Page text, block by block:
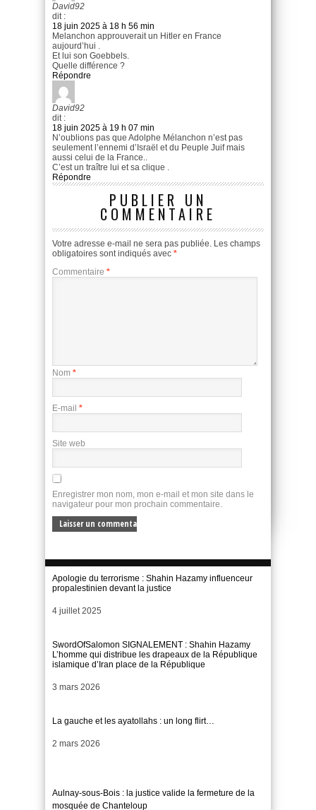
David92
dit :
18 juin 2025 à 18 h 56 min
Melanchon approuverait un Hitler en France
aujourd’hui .
Et lui son Goebbels.
Quelle différence ?
Répondre
David92
dit :
18 juin 2025 à 19 h 07 min
N’oublions pas que Adolphe Mélanchon n’est pas
seulement l’ennemi d’Israël et du Peuple Juif mais
aussi celui de la France..
C’est un traître lui et sa clique .
Répondre
PUBLIER UN
COMMENTAIRE
Votre adresse e-mail ne sera pas publiée. Les champs
obligatoires sont indiqués avec *
Commentaire *
Nom *
E-mail *
Site web
Enregistrer mon nom, mon e-mail et mon site dans le
navigateur pour mon prochain commentaire.
Apologie du terrorisme : Shahin Hazamy influenceur
propalestinien devant la justice
Date
4 juillet 2025
SwordOfSalomon SIGNALEMENT : Shahin Hazamy
L’homme qui distribue les drapeaux de la République
islamique d’Iran place de la République
Date
3 mars 2026
La gauche et les ayatollahs : un long flirt…
Date
2 mars 2026
Aulnay-sous-Bois : la justice valide la fermeture de la
mosquée de Chanteloup